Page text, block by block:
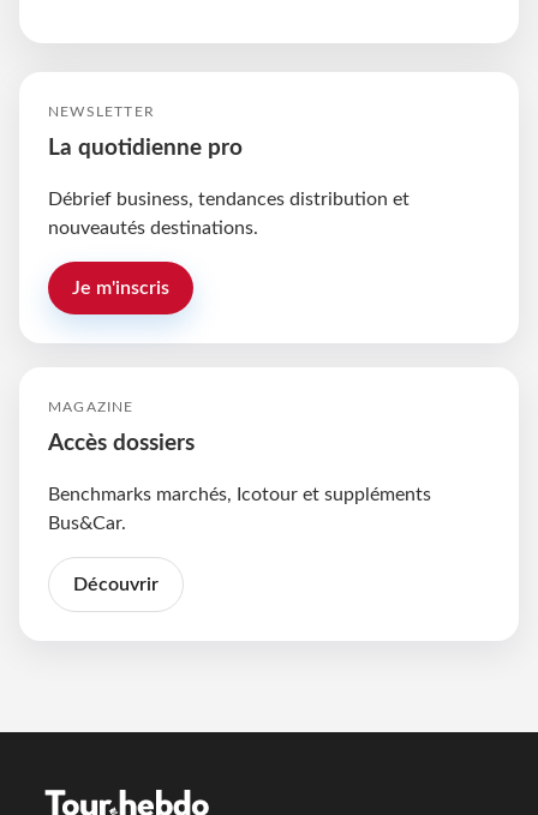
NEWSLETTER
La quotidienne pro
Débrief business, tendances distribution et
nouveautés destinations.
Je m'inscris
MAGAZINE
Accès dossiers
Benchmarks marchés, Icotour et suppléments
Bus&Car.
Découvrir